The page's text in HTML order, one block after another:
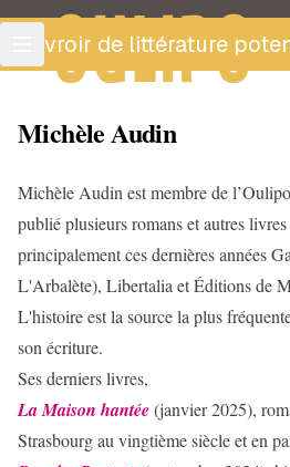
OULIPO
ouvroir de littérature
Michèle Audin
Michèle Audin est membre de
publié plusieurs romans et autres
principalement ces dernières années
L'Arbalète), Libertalia et Éditions de
L'histoire est la source la plus
son écriture.
Ses derniers livres,
La Maison hantée(janvier 2025),
Strasbourg au vingtième siècle et en